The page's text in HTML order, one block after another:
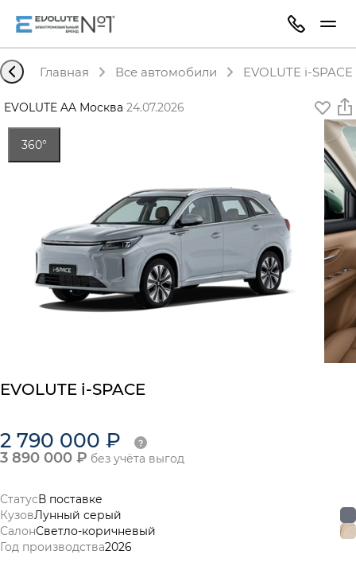
Главная Все автомобили EVOLUTE i-
EVOLUTE AA Москва·24.07.2026
360°
EVOLUTE i-SPACE
2 790 000 ₽
3 890 000 ₽ без учёта выгод
СтатусВ поставке
КузовЛунный серый
СалонСветло-коричневый
Год производства2026